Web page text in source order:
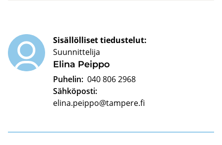
Elina Peip­po
Sisällölliset tiedustelut:
Suunnittelija
Puhelin: 040 806 2968
Sähköposti:
elina.peippo@tampere.fi